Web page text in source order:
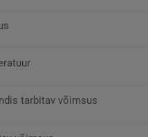
tarbitav võimsus